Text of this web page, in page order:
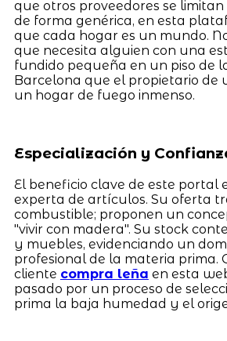
que otros proveedores se limitan
de forma genérica, en esta
que cada hogar es un mundo.
que necesita alguien con una
fundido pequeña en un piso de
Barcelona que el propietario de
un hogar de fuego inmenso.
Especialización y
El beneficio clave de este portal
experta de artículos. Su oferta
combustible; proponen un
"vivir con madera". Su stock
y muebles, evidenciando un
profesional de la materia prima.
cliente compra leña en esta
pasado por un proceso de
prima la baja humedad y el